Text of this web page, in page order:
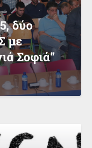
δύο
με
Σοφιά”